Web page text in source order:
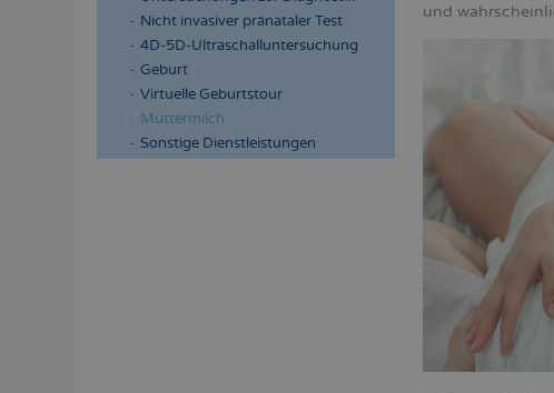
Nicht invasiver pränataler Test
4D-5D-Ultraschalluntersuchung
Geburt
Virtuelle Geburtstour
Muttermilch
Sonstige Dienstleistungen
und